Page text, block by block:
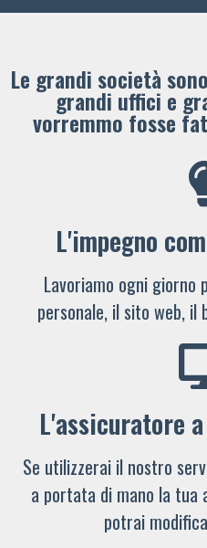
Le grandi società
grandi uffici e
vorremmo fosse
L'impegno
Lavoriamo ogni
personale, il sito web,
L'assicuratore
Se utilizzerai il nostro
a portata di mano la tua
potrai